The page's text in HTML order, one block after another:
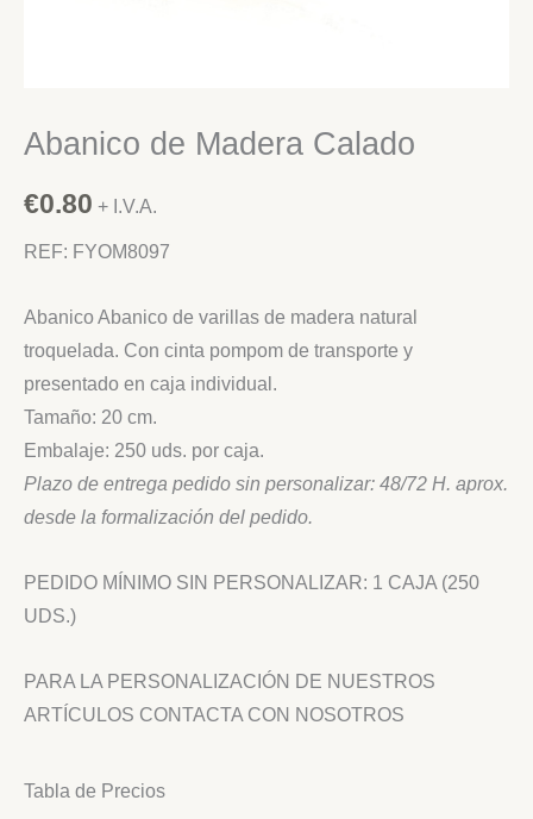
Abanico de Madera Calado
€0.80 + I.V.A.
REF: FYOM8097
Abanico Abanico de varillas de madera natural
troquelada. Con cinta pompom de transporte y
presentado en caja individual.
Tamaño: 20 cm.
Embalaje: 250 uds. por caja.
Plazo de entrega pedido sin personalizar: 48/72 H. aprox.
desde la formalización del pedido.
PEDIDO MÍNIMO SIN PERSONALIZAR: 1 CAJA (250
UDS.)
PARA LA PERSONALIZACIÓN DE NUESTROS
ARTÍCULOS CONTACTA CON NOSOTROS
Tabla de Precios